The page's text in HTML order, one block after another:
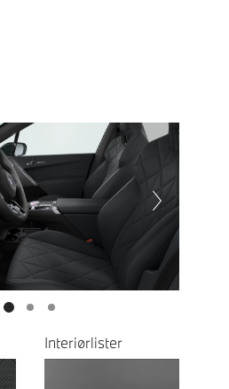
Next
Interiørlister